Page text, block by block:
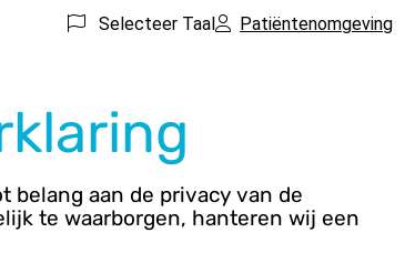
Selecteer Taal Patiëntenomgeving
belang aan de privacy van de
te waarborgen, hanteren wij een